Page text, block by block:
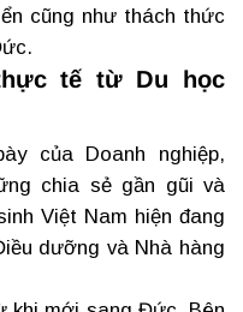
cũng như thách thức
tế từ Du học
của Doanh nghiệp,
chia sẻ gần gũi và
Việt Nam hiện đang
dưỡng và Nhà hàng